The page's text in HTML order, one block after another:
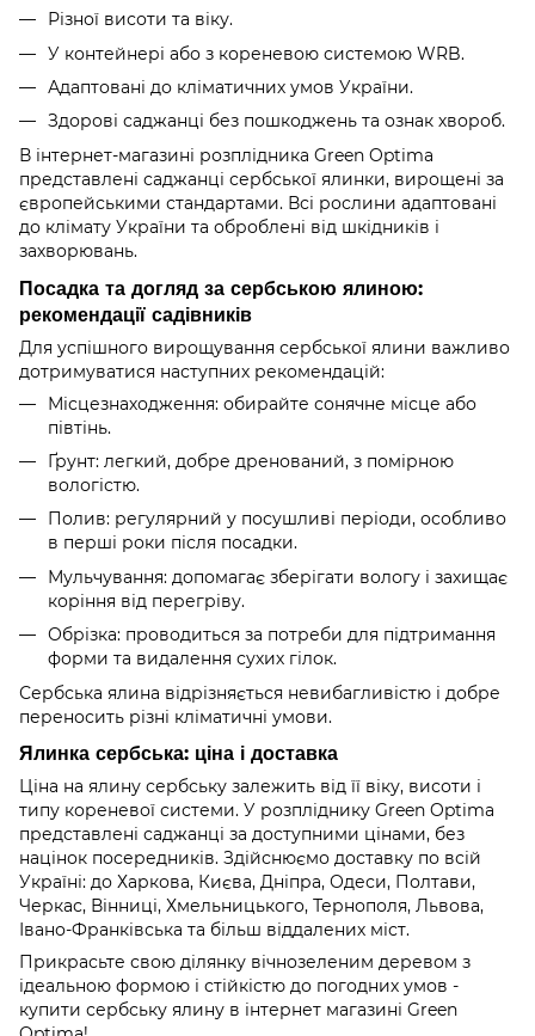
Різної висоти та віку.
У контейнері або з кореневою системою WRB.
Адаптовані до кліматичних умов України.
Здорові саджанці без пошкоджень та ознак хвороб.
В інтернет-магазині розплідника Green Optima
представлені саджанці сербської ялинки, вирощені за
європейськими стандартами. Всі рослини адаптовані
до клімату України та оброблені від шкідників і
захворювань.
Посадка та догляд за сербською ялиною:
рекомендації садівників
Для успішного вирощування сербської ялини важливо
дотримуватися наступних рекомендацій:
Місцезнаходження: обирайте сонячне місце або
півтінь.
Ґрунт: легкий, добре дренований, з помірною
вологістю.
Полив: регулярний у посушливі періоди, особливо
в перші роки після посадки.
Мульчування: допомагає зберігати вологу і захищає
коріння від перегріву.
Обрізка: проводиться за потреби для підтримання
форми та видалення сухих гілок.
Сербська ялина відрізняється невибагливістю і добре
переносить різні кліматичні умови.
Ялинка сербська: ціна і доставка
Ціна на ялину сербську залежить від її віку, висоти і
типу кореневої системи. У розпліднику Green Optima
представлені саджанці за доступними цінами, без
націнок посередників. Здійснюємо доставку по всій
Україні: до Харкова, Києва, Дніпра, Одеси, Полтави,
Черкас, Вінниці, Хмельницького, Тернополя, Львова,
Івано-Франківська та більш віддалених міст.
Прикрасьте свою ділянку вічнозеленим деревом з
ідеальною формою і стійкістю до погодних умов -
купити сербську ялину в інтернет магазині Green